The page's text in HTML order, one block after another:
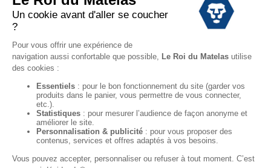
Soldes
Conditions Générales de vente magasin
Conditions Générales de vente internet
Mentions Légales
Données personnelles
Codes promo Le Roi du Matelas